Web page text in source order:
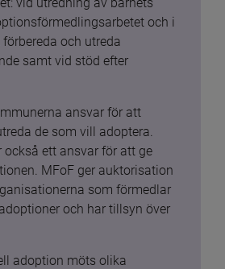
och i
och utreda
samt vid stöd efter
ansvar för att
de som vill adoptera.
också ett ansvar för att ge
MFoF ger auktorisation
som förmedlar
och har tillsyn över
adoption möts olika